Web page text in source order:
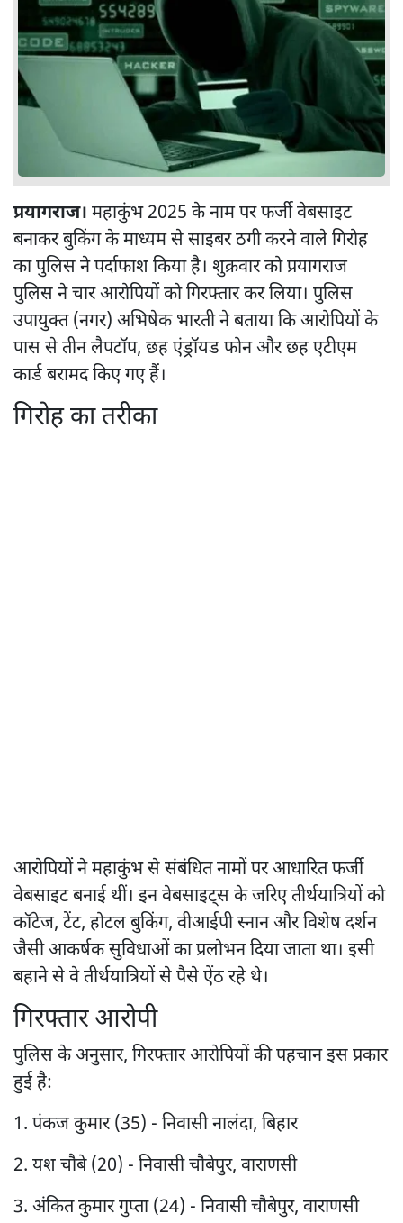
प्रयागराज। महाकुंभ 2025 के नाम पर फर्जी वेबसाइट
बनाकर बुकिंग के माध्यम से साइबर ठगी करने वाले गिरोह
का पुलिस ने पर्दाफाश किया है। शुक्रवार को प्रयागराज
पुलिस ने चार आरोपियों को गिरफ्तार कर लिया। पुलिस
उपायुक्त (नगर) अभिषेक भारती ने बताया कि आरोपियों के
पास से तीन लैपटॉप, छह एंड्रॉयड फोन और छह एटीएम
कार्ड बरामद किए गए हैं।
गिरोह का तरीका
आरोपियों ने महाकुंभ से संबंधित नामों पर आधारित फर्जी
वेबसाइट बनाई थीं। इन वेबसाइट्स के जरिए तीर्थयात्रियों को
कॉटेज, टेंट, होटल बुकिंग, वीआईपी स्नान और विशेष दर्शन
जैसी आकर्षक सुविधाओं का प्रलोभन दिया जाता था। इसी
बहाने से वे तीर्थयात्रियों से पैसे ऐंठ रहे थे।
गिरफ्तार आरोपी
पुलिस के अनुसार, गिरफ्तार आरोपियों की पहचान इस प्रकार
हुई है:
1. पंकज कुमार (35) - निवासी नालंदा, बिहार
2. यश चौबे (20) - निवासी चौबेपुर, वाराणसी
3. अंकित कुमार गुप्ता (24) - निवासी चौबेपुर, वाराणसी